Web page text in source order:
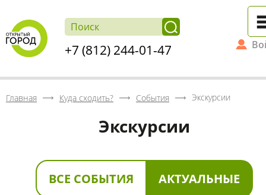
+7 (812) 244-01-47
Главная Куда сходить? События Экскурсии
Экскурсии
ВСЕ СОБЫТИЯ АКТУАЛЬНЫЕ